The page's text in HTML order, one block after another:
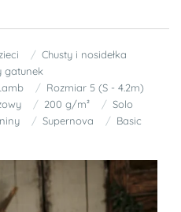
Chusty i nosidełka
gatunek
Rozmiar 5 (S - 4.2m)
200 g/m²
Solo
Supernova
Basic